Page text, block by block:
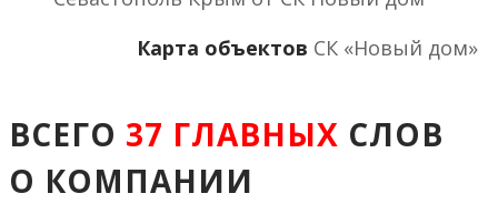
Карта объектов СК «Новый дом»
ВСЕГО 37 ГЛАВНЫХ СЛОВ
О КОМПАНИИ